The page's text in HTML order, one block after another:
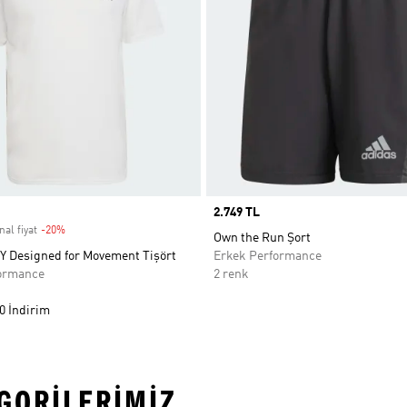
fiyat -20%Discount
Designed for Movement Tişört
İndirim
Price
2.749 TL
Own the Run Şort
Erkek Performance
2 renk